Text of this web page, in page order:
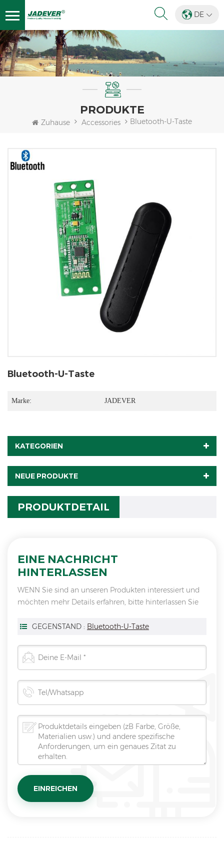
DE
PRODUKTE
Zuhause Accessories Bluetooth-U-Taste
Bluetooth-U-Taste
Marke: JADEVER
KATEGORIEN
NEUE PRODUKTE
PRODUKTDETAIL
EINE NACHRICHT
HINTERLASSEN
WENN Sie sind an unseren Produkten interessiert und
möchten mehr Details erfahren, bitte hinterlassen Sie
wir. GEGENSTAND : Bluetooth-U-Taste